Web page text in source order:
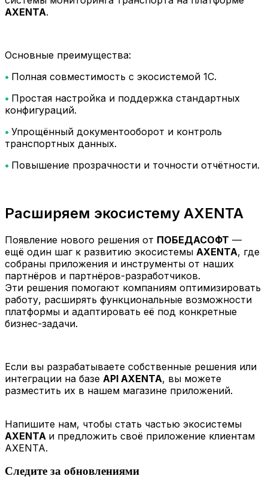
AXENTA.
Основные преимущества:
• Полная совместимость с экосистемой 1С.
• Простая настройка и поддержка стандартных
конфигураций.
• Упрощённый документооборот и контроль
транспортных данных.
• Повышение прозрачности и точности отчётности.
Расширяем экосистему AXENTA
Появление нового решения от ПОБЕДАСОФТ —
ещё один шаг к развитию экосистемы AXENTA, где
собраны приложения и инструменты от наших
партнёров и партнёров-разработчиков.
Эти решения помогают компаниям оптимизировать
работу, расширять функциональные возможности
платформы и адаптировать её под конкретные
бизнес-задачи.
Если вы разрабатываете собственные решения или
интеграции на базе API AXENTA, вы можете
разместить их в нашем магазине приложений.
Напишите нам, чтобы стать частью экосистемы
AXENTA и предложить своё приложение клиентам
AXENTA.
Следите за обновлениями